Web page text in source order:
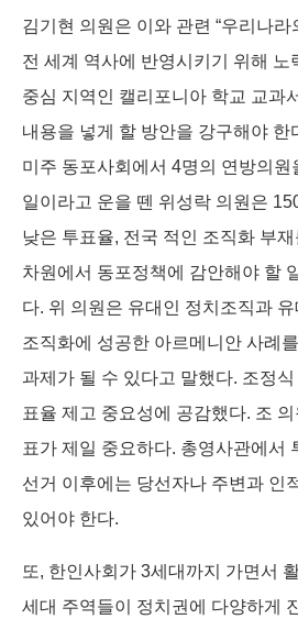
김기현 의원은 이와 관련 “우리나
전 세계 역사에 반영시키기 위해 노
중심 지역인 캘리포니아 학교 교과
내용을 넣게 할 방안을 강구해야 한
미주 동포사회에서 4명의 연방의
일이라고 운을 뗀 위성락 의원은
낮은 투표율, 전국 적인 조직화 부
차원에서 동포정책에 감안해야 할
다. 위 의원은 유대인 정치조직과
조직화에 성공한 아르메니안 사례
과제가 될 수 있다고 말했다. 조정
표율 제고 중요성에 공감했다. 조
표가 제일 중요하다. 총영사관에서
선거 이후에는 당선자나 주변과 인
있어야 한다.
또, 한인사회가 3세대까지 가면서
세대 주역들이 정치권에 다양하게